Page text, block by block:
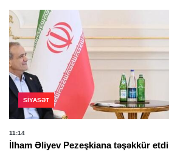
SIYASƏT
11:14
İlham Əliyev Pezeşkiana təşəkkür etdi